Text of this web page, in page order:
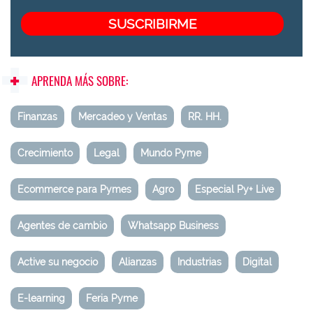
APRENDA MÁS SOBRE:
Finanzas Mercadeo y Ventas RR. HH.
Crecimiento Legal Mundo Pyme
Ecommerce para Pymes Agro Especial Py+ Live
Agentes de cambio Whatsapp Business
Active su negocio Alianzas Industrias Digital
E-learning Feria Pyme